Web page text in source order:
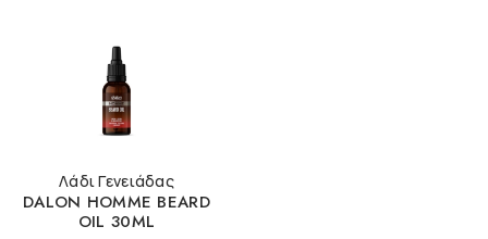
Λάδι Γενειάδας
DALON HOMME BEARD
OIL 30ML